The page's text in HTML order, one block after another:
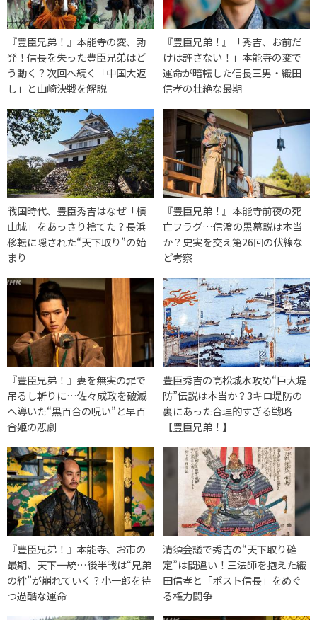
『豊臣兄弟！』本能寺の変、勃
発！信長を失った豊臣兄弟はど
う動く？次回へ続く「中国大返
し」と山崎決戦を解説
『豊臣兄弟！』「秀吉、お前だ
けは許さない！」本能寺の変で
運命が暗転した信長三男・織田
信孝の壮絶な最期
戦国時代、豊臣秀吉はなぜ「横
山城」をあっさり捨てた？長浜
移転に隠された“天下取り”の始
まり
『豊臣兄弟！』本能寺前夜の死
亡フラグ…信澄の黒幕説は本当
か？史実を交え第26回の伏線な
ど考察
『豊臣兄弟！』妻を無実の罪で
吊るし斬りに…佐々成政を破滅
へ導いた“黒百合の呪い”と早百
合姫の悲劇
豊臣秀吉の高松城水攻め“巨大堤
防”伝説は本当か？3キロ堤防の
裏にあった合理的すぎる戦略
【豊臣兄弟！】
『豊臣兄弟！』本能寺、お市の
最期、天下一統…後半戦は“兄弟
の絆”が崩れていく？小一郎を待
つ過酷な運命
清須会議で秀吉の“天下取り確
定”は間違い！三法師を抱えた織
田信孝と「ポスト信長」をめぐ
る権力闘争